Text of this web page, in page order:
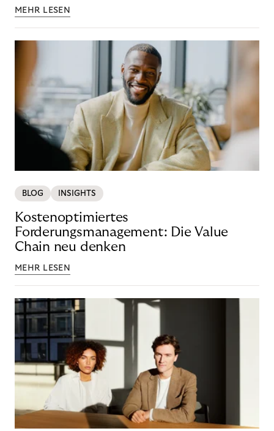
MEHR LESEN
BLOG INSIGHTS
Kostenoptimiertes
Forderungsmanagement: Die Value
Chain neu denken
MEHR LESEN